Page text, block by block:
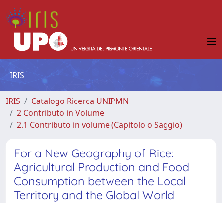
IRIS
IRIS
Catalogo Ricerca UNIPMN
2 Contributo in Volume
2.1 Contributo in volume (Capitolo o Saggio)
For a New Geography of Rice:
Agricultural Production and Food
Consumption between the Local
Territory and the Global World